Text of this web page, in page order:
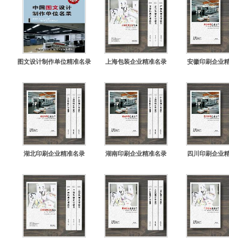
图文设计制作单位精准名录 上海包装企业精准名录 安徽印刷企业
湖北印刷企业精准名录 湖南印刷企业精准名录 四川印刷企业